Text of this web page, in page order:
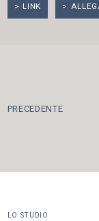
LINK
PRECEDENTE
LO STUDIO